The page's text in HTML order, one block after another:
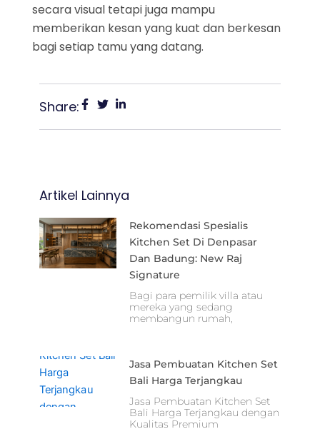
secara visual tetapi juga mampu
memberikan kesan yang kuat dan berkesan
bagi setiap tamu yang datang.
Share:
Artikel Lainnya
Rekomendasi Spesialis
Kitchen Set Di Denpasar
Dan Badung: New Raj
Signature
Bagi para pemilik villa atau
mereka yang sedang
membangun rumah,
Jasa Pembuatan Kitchen Set
Bali Harga Terjangkau
Jasa Pembuatan Kitchen Set
Bali Harga Terjangkau dengan
Kualitas Premium